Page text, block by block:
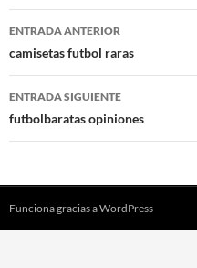
Navegación
de
entradas
ENTRADA ANTERIOR
camisetas futbol raras
ENTRADA SIGUIENTE
futbolbaratas opiniones
Funciona gracias a WordPress